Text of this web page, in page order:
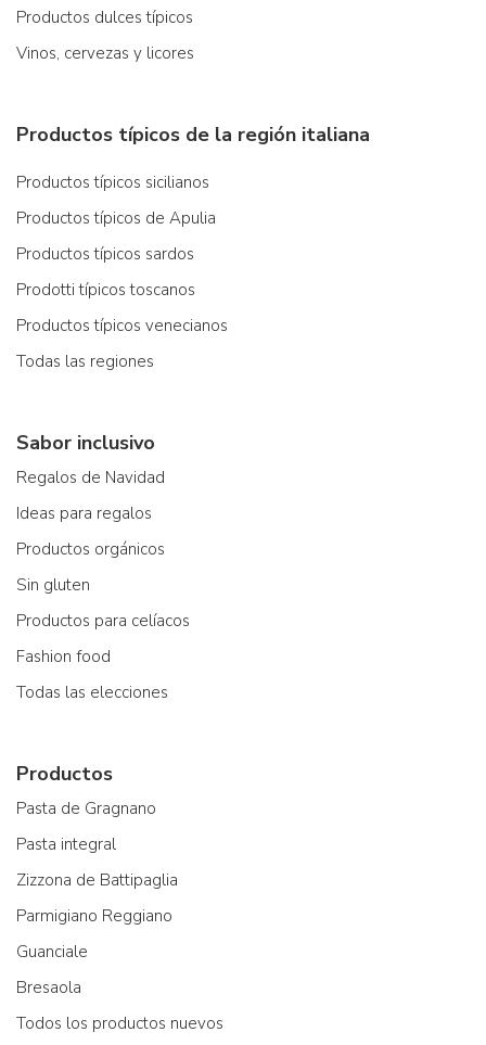
Productos dulces típicos
Vinos, cervezas y licores
Productos típicos de la región italiana
Productos típicos sicilianos
Productos típicos de Apulia
Productos típicos sardos
Prodotti típicos toscanos
Productos típicos venecianos
Todas las regiones
Sabor inclusivo
Regalos de Navidad
Ideas para regalos
Productos orgánicos
Sin gluten
Productos para celíacos
Fashion food
Todas las elecciones
Productos
Pasta de Gragnano
Pasta integral
Zizzona de Battipaglia
Parmigiano Reggiano
Guanciale
Bresaola
Todos los productos nuevos